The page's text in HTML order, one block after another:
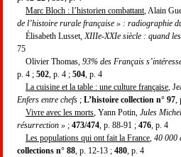
Marc Bloch : l’historien combattant , Alain
de l’histoire rurale française » : radiographie
Élisabeth Lusset, XIIIe-XXIe siècle : quand
75
Olivier Thomas, 93% des Français
p. 4 ; 502 , p. 4 ; 504 , p. 4
La cuisine et la table : une culture française ,
Enfers entre chefs ; L’histoire collection n° 97
Vivre avec les morts , Yann Potin, Jules
résurrection » ; 473/474 , p. 88-91 ; 476 , p. 4
Les populations qui ont fait la France 40 000
collections n° 88 , p. 12-13 ; 480 , p. 4